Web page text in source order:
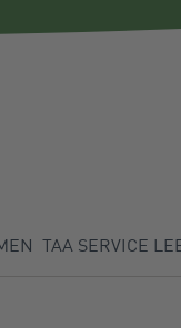
TAA SERVICE